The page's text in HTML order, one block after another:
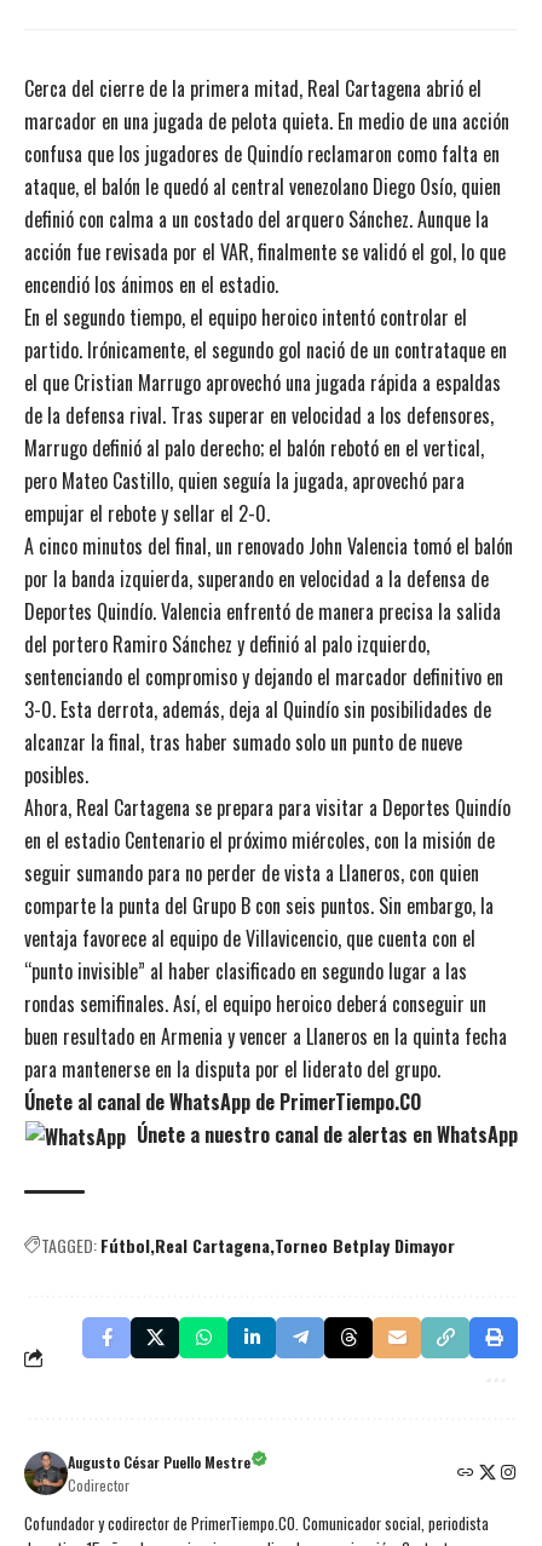
Cerca del cierre de la primera mitad, Real Cartagena abrió el
marcador en una jugada de pelota quieta. En medio de una acción
confusa que los jugadores de Quindío reclamaron como falta en
ataque, el balón le quedó al central venezolano Diego Osío, quien
definió con calma a un costado del arquero Sánchez. Aunque la
acción fue revisada por el VAR, finalmente se validó el gol, lo que
encendió los ánimos en el estadio.
En el segundo tiempo, el equipo heroico intentó controlar el
partido. Irónicamente, el segundo gol nació de un contrataque en
el que Cristian Marrugo aprovechó una jugada rápida a espaldas
de la defensa rival. Tras superar en velocidad a los defensores,
Marrugo definió al palo derecho; el balón rebotó en el vertical,
pero Mateo Castillo, quien seguía la jugada, aprovechó para
empujar el rebote y sellar el 2-0.
A cinco minutos del final, un renovado John Valencia tomó el balón
por la banda izquierda, superando en velocidad a la defensa de
Deportes Quindío. Valencia enfrentó de manera precisa la salida
del portero Ramiro Sánchez y definió al palo izquierdo,
sentenciando el compromiso y dejando el marcador definitivo en
3-0. Esta derrota, además, deja al Quindío sin posibilidades de
alcanzar la final, tras haber sumado solo un punto de nueve
posibles.
Ahora, Real Cartagena se prepara para visitar a Deportes Quindío
en el estadio Centenario el próximo miércoles, con la misión de
seguir sumando para no perder de vista a Llaneros, con quien
comparte la punta del Grupo B con seis puntos. Sin embargo, la
ventaja favorece al equipo de Villavicencio, que cuenta con el
“punto invisible” al haber clasificado en segundo lugar a las
rondas semifinales. Así, el equipo heroico deberá conseguir un
buen resultado en Armenia y vencer a Llaneros en la quinta fecha
para mantenerse en la disputa por el liderato del grupo.
Únete al canal de WhatsApp de PrimerTiempo.CO
Únete a nuestro canal de alertas en WhatsApp
TAGGED:Fútbol Real Cartagena Torneo Betplay Dimayor
Augusto César Puello Mestre
Codirector
Cofundador y codirector de PrimerTiempo.CO. Comunicador social, periodista